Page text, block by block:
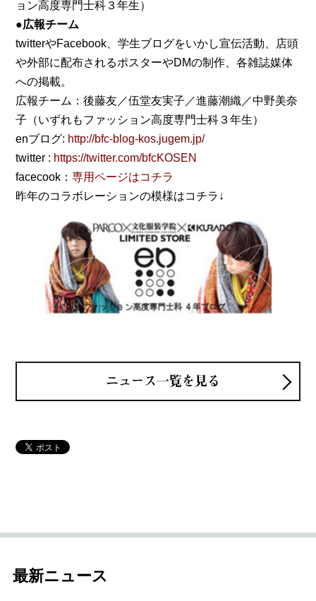
ョン高度専門士科３年生）
●広報チーム
twitterやFacebook、学生ブログをいかし宣伝活動、店頭
や外部に配布されるポスターやDMの制作、各雑誌媒体
への掲載。
広報チーム：後藤友／伍堂友実子／進藤潮織／中野美奈
子（いずれもファッション高度専門士科３年生）
enブログ: http://bfc-blog-kos.jugem.jp/
twitter : https://twitter.com/bfcKOSEN
facecook：専用ページはコチラ
昨年のコラボレーションの模様はコチラ↓
ニュース一覧を見る
最新ニュース